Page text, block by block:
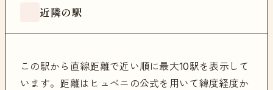
近隣の駅
この駅から直線距離で近い順に最大10駅を表示して
います。距離はヒュベニの公式を用いて緯度経度か